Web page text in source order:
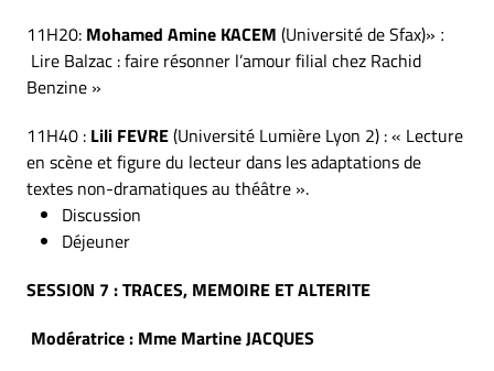
11H20: Mohamed Amine KACEM (Université de Sfax)» ː
Lire Balzac : faire résonner l’amour filial chez Rachid
Benzine »
11H40 : Lili FEVRE(Université Lumière Lyon 2) : « Lecture
en scène et figure du lecteur dans les adaptations de
textes non-dramatiques au théâtre ».
Discussion
Déjeuner
SESSION 7 : TRACES, MEMOIRE ET ALTERITE
Modératrice : Mme Martine JACQUES